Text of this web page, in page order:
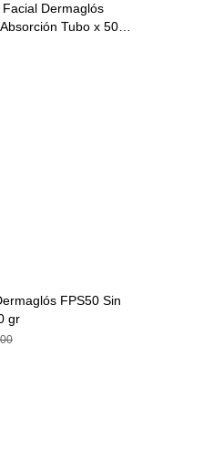
Dermaglós
Tubo x 50
FPS50 Sin
gr